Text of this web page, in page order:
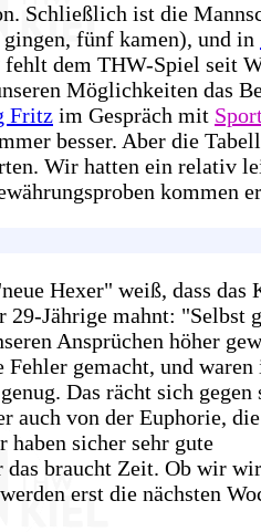
Schließlich ist die
fünf kamen), und in
dem THW-Spiel seit
Möglichkeiten das
Fritz im Gespräch mit
besser. Aber die
Wir hatten ein relativ
kommen
Hexer" weiß, dass das
Jährige mahnt: "Selbst
Ansprüchen höher
Fehler gemacht, und waren
Das rächt sich gegen
auch von der Euphorie,
haben sicher sehr gute
das braucht Zeit. Ob wir
erst die nächsten